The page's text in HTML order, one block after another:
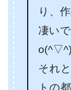
り、
凄いで
それ
トの